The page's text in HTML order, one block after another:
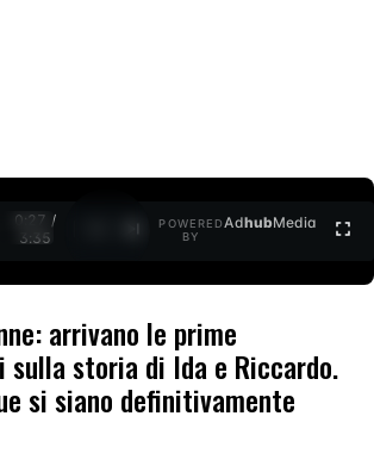
0:27 /
3:35
POWERED
BY
AdhubMedia
arrivano le prime
sulla storia di Ida e Riccardo.
si siano definitivamente